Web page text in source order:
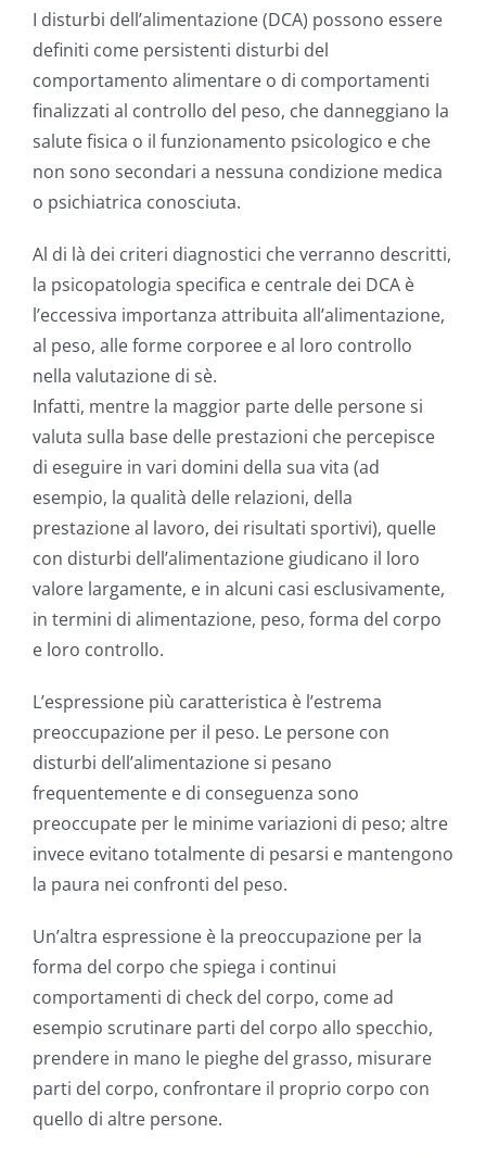
I disturbi dell’alimentazione (DCA) possono essere
definiti come persistenti disturbi del
comportamento alimentare o di comportamenti
finalizzati al controllo del peso, che danneggiano la
salute fisica o il funzionamento psicologico e che
non sono secondari a nessuna condizione medica
o psichiatrica conosciuta.
Al di là dei criteri diagnostici che verranno descritti,
la psicopatologia specifica e centrale dei DCA è
l’eccessiva importanza attribuita all’alimentazione,
al peso, alle forme corporee e al loro controllo
nella valutazione di sè.
Infatti, mentre la maggior parte delle persone si
valuta sulla base delle prestazioni che percepisce
di eseguire in vari domini della sua vita (ad
esempio, la qualità delle relazioni, della
prestazione al lavoro, dei risultati sportivi), quelle
con disturbi dell’alimentazione giudicano il loro
valore largamente, e in alcuni casi esclusivamente,
in termini di alimentazione, peso, forma del corpo
e loro controllo.
L’espressione più caratteristica è l’estrema
preoccupazione per il peso. Le persone con
disturbi dell’alimentazione si pesano
frequentemente e di conseguenza sono
preoccupate per le minime variazioni di peso; altre
invece evitano totalmente di pesarsi e mantengono
la paura nei confronti del peso.
Un’altra espressione è la preoccupazione per la
forma del corpo che spiega i continui
comportamenti di check del corpo, come ad
esempio scrutinare parti del corpo allo specchio,
prendere in mano le pieghe del grasso, misurare
parti del corpo, confrontare il proprio corpo con
quello di altre persone.